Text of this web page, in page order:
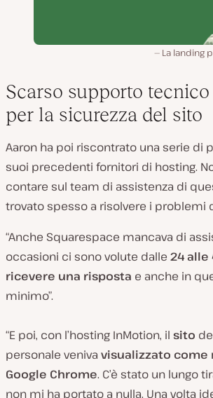
La landing
Scarso supporto
per la sicurezza del sito
Aaron ha poi riscontrato una serie di
suoi precedenti fornitori di hosting.
contare sul team di assistenza di
trovato spesso a risolvere i problemi
“Anche Squarespace mancava di
occasioni ci sono volute dalle 24 alle
ricevere una risposta e anche in
minimo”.
“E poi, con l’hosting InMotion, il sito
personale veniva visualizzato come
Google Chrome. C’è stato un lungo
non mi ha portato a nulla. Una volta